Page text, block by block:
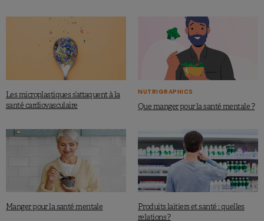
Les microplastiques s’attaquent à la
santé cardiovasculaire
NUTRIGRAPHICS
Que manger pour la santé mentale ?
Manger pour la santé mentale
Produits laitiers et santé : quelles
relations ?